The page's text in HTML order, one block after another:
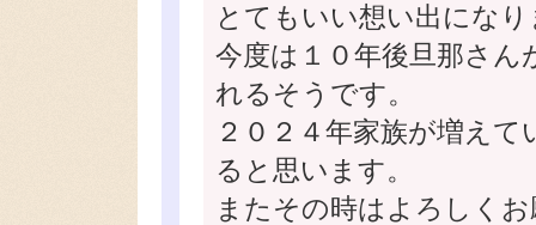
とてもいい想い出にな
今度は１０年後旦那さ
れるそうです。
２０２４年家族が増え
ると思います。
またその時はよろしく